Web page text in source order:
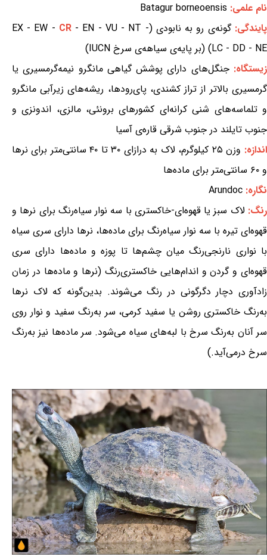
نام علمی: Batagur borneoensis
پایندگی:گونه‌ی رو به نابودی (EX - EW - CR - EN - VU - NT -
LC - DD - NE) (بر پایه‌ی سیاهه‌ی سرخ IUCN)
زیستگاه:جنگل‌های دارای پوشش گیاهی مانگرو نیمه‌گرمسیری یا
گرمسیری بالاتر از تراز کشندی، پای‌رودها، ریشه‌های زیرآبی مانگرو
و تلماسه‌های شنی کرانه‌ای کشورهای برونئی، مالزی، اندونزی و
جنوب تایلند در جنوب شرقی قاره‌ی آسیا
اندازه:
وزن ۲۵ کیلوگرم، لاک به درازای ۳۰ تا ۴۰ سانتی‌متر برای نرها
و ۶۰ سانتی‌متر برای ماده‌ها
نگاره: Arundoc
رنگ: لاک سبز یا قهوه‌ای-خاکستری با سه نوار سیاه‌رنگ برای نرها و
قهوه‌ای تیره با سه نوار سیاه‌رنگ برای ماده‌ها، نرها دارای سری سیاه
با نواری نارنجی‌رنگ میان چشم‌ها تا پوزه و ماده‌ها دارای سری
قهوه‌ای و گردن و اندام‌هایی خاکستری‌رنگ (نرها و ماده‌ها در زمان
زادآوری دچار دگرگونی در رنگ می‌شوند. بدین‌گونه که لاک نرها
به‌رنگ خاکستری روشن یا سفید کرمی، سر به‌رنگ سفید و نوار روی
سر آنان به‌رنگ سرخ با لبه‌های سیاه می‌شود. سر ماده‌ها نیز به‌رنگ
سرخ درمی‌آید.)